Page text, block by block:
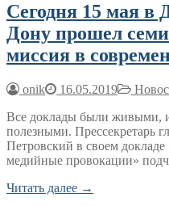
Сегодня 15 мая в
Дону прошел
миссия в
onik 16.05.2019
Все доклады были живыми,
полезными. Прессекретарь
Петровский в своем
медийные провокации»
Читать далее →